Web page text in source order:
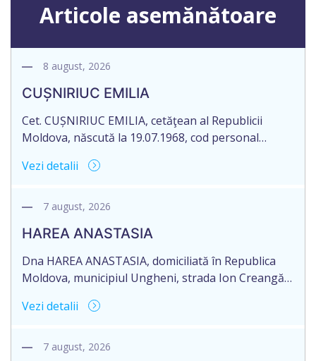
Articole asemănătoare
8 august, 2026
CUȘNIRIUC EMILIA
Cet. CUȘNIRIUC EMILIA, cetăţean al Republicii
Moldova, născută la 19.07.1968, cod personal
raionul Fălești, satul Comarovca, aduce la
Certificatului de moștenitor legal, înregistrat sub
Larisa Dogotari, cu sediul biroului în or. Fălești,
str.Ștefan cel Mare, 61.
Vezi detalii
7 august, 2026
HAREA ANASTASIA
Dna HAREA ANASTASIA, domiciliată în Republica
Moldova, municipiul Ungheni, strada Ion Creangă
domiciliat în Republica Moldova, raionul Orhei,
originalului: Certificatului de moștenitor legal nr.
Vezi detalii
7 august, 2026